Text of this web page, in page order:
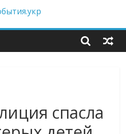
спасла